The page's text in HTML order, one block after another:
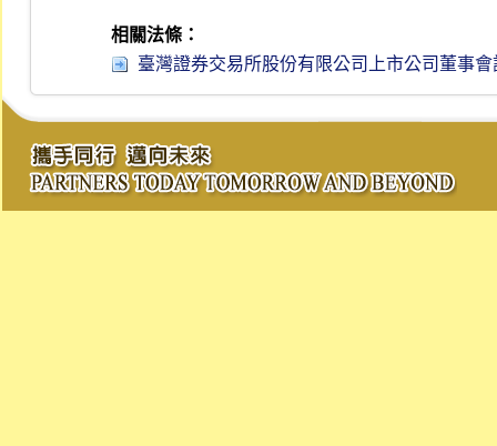
相關法條：
臺灣證券交易所股份有限公司上市公司董事